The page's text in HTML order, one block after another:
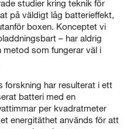
studier kring teknik för
på väldigt låg batterieffekt,
boxen. Konceptet vi
– har aldrig
metod som fungerar väl i
forskning har resulterat i ett
batteri med en
per kvadratmeter
energitäthet används för att